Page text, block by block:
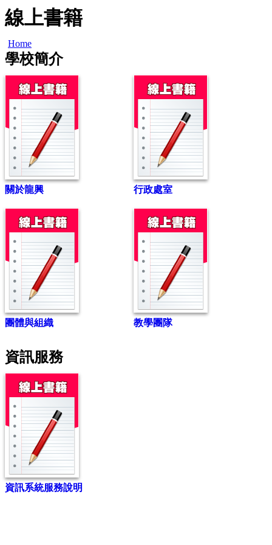
線上書籍
Home
學校簡介
關於龍興 行政處室
團體與組織 教學團隊
資訊服務
資訊系統服務說明